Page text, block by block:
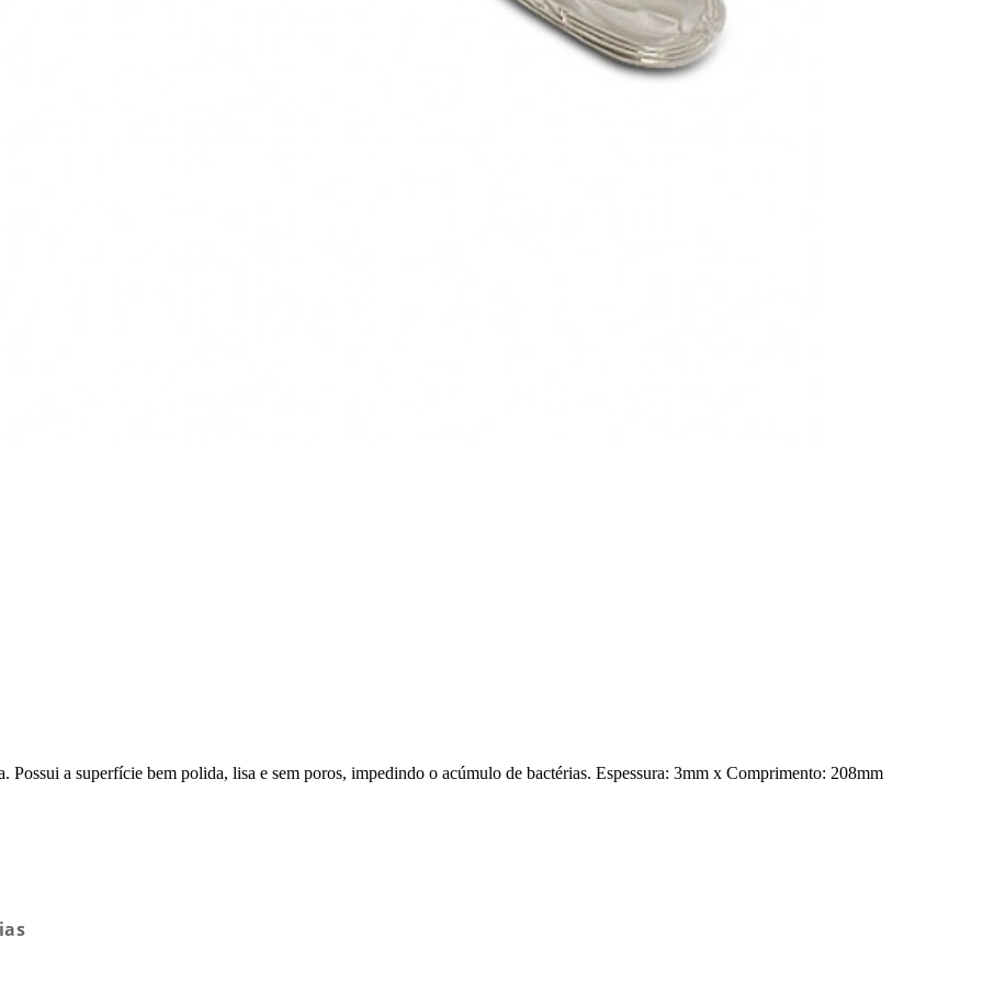
Possui a superfície bem polida, lisa e sem poros, impedindo o acúmulo de bactérias. Espessura: 3mm x Comprimento: 208mm